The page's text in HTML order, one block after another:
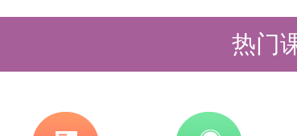
7)其他证明材料（如代表性
作成果等，获奖证书、各类
个人陈述、专家推荐信、专
热门